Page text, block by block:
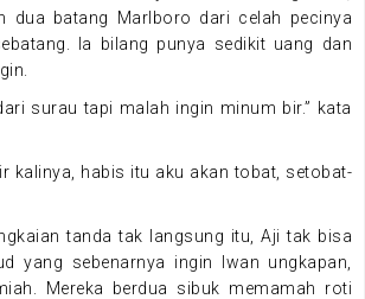
dua batang Marlboro dari celah pecinya
Ia bilang punya sedikit uang dan
surau tapi malah ingin minum bir.” kata
kalinya, habis itu aku akan tobat, setobat-
tanda tak langsung itu, Aji tak bisa
yang sebenarnya ingin Iwan ungkapan,
Mereka berdua sibuk memamah roti